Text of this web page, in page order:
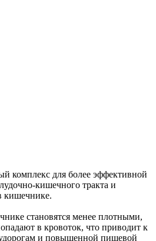
комплекс для более эффективной
кишечного тракта и
кишечнике.
становятся менее плотными,
в кровоток, что приводит к
и повышенной пищевой